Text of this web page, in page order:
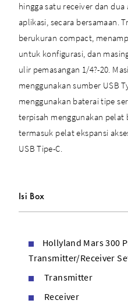
hingga satu receiver dan
aplikasi, secara bersamaan.
berukuran compact,
untuk konfigurasi, dan
ulir pemasangan 1/4?-20.
menggunakan sumber USB
menggunakan baterai tipe
terpisah menggunakan pelat
termasuk pelat ekspansi
USB Tipe-C.
Isi Box
Hollyland Mars 300
Transmitter/Receiver
Transmitter
Receiver